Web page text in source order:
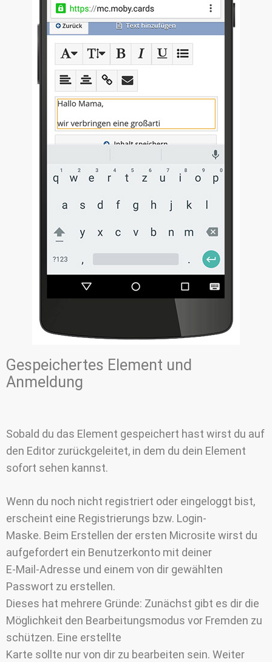
Gespeichertes Element und
Anmeldung
Sobald du das Element gespeichert hast wirst du auf
den Editor zurückgeleitet, in dem du dein Element
sofort sehen kannst.
Wenn du noch nicht registriert oder eingeloggt bist,
erscheint eine Registrierungs bzw. Login-
Maske. Beim Erstellen der ersten Microsite wirst du
aufgefordert ein Benutzerkonto mit deiner
E-Mail-Adresse und einem von dir gewählten
Passwort zu erstellen.
Dieses hat mehrere Gründe: Zunächst gibt es dir die
Möglichkeit den Bearbeitungsmodus vor Fremden zu
schützen. Eine erstellte
Karte sollte nur von dir zu bearbeiten sein. Weiter